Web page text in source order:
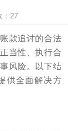
27
款追讨的合法
当性、执行合
风险。以下结
供全面解决方